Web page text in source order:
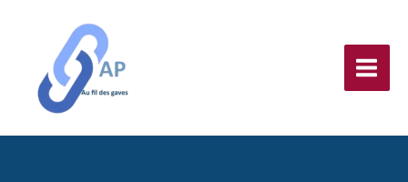
contenu